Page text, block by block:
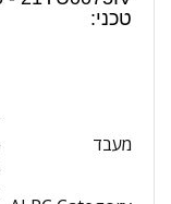
טכני:
מעבד